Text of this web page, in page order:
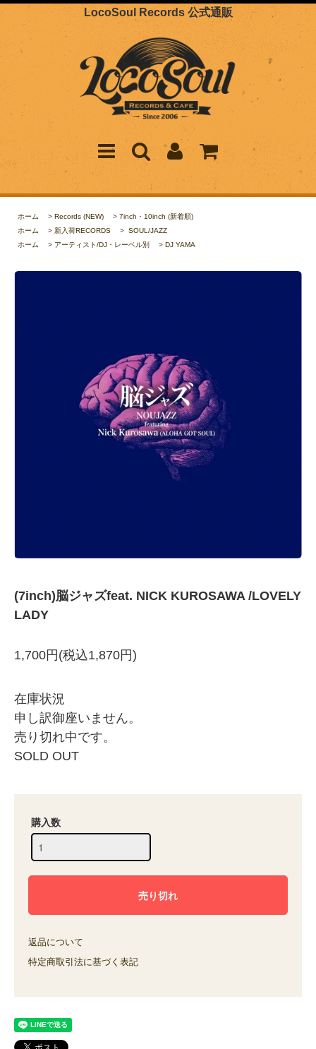
LocoSoul Records 公式通販
ホーム > Records (NEW) > 7inch・10inch (新着順)
ホーム
> 新入荷RECORDS > SOUL/JAZZ
ホーム
> アーティスト/DJ・レーベル別 > DJ YAMA
(7inch)脳ジャズfeat. NICK KUROSAWA /LOVELY
LADY
1,700円(税込1,870円)
在庫状況
申し訳御座いません。
売り切れ中です。
SOLD OUT
購入数
返品について
特定商取引法に基づく表記